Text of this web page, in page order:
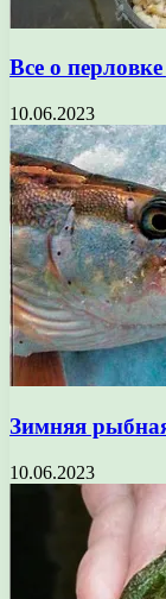
Все о
10.06.2023
Зимняя
10.06.2023